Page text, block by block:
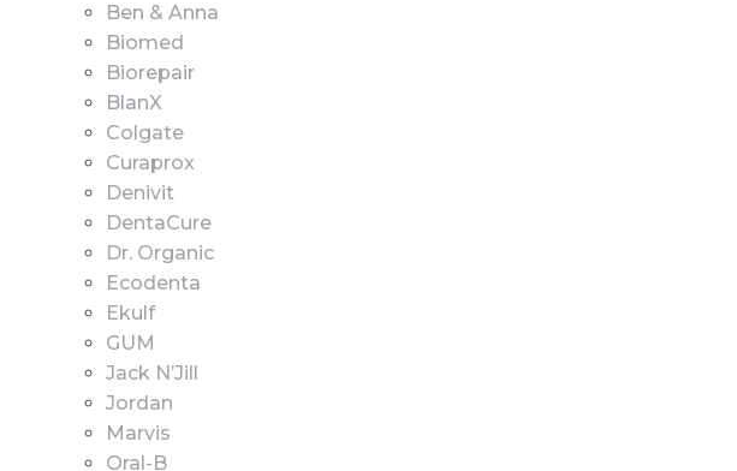
Ben & Anna
Biomed
Biorepair
BlanX
Colgate
Curaprox
Denivit
DentaCure
Dr. Organic
Ecodenta
Ekulf
GUM
Jack N’Jill
Jordan
Marvis
Oral-B